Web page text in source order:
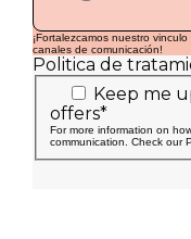
¡Fortalezcamos nuestro
canales de comunicación!
Politica de
Keep me
offers*
For more information on
communication. Check our